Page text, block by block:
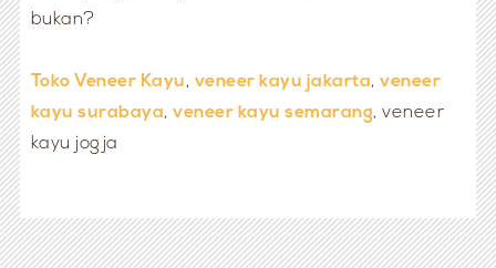
bukan?
Toko Veneer Kayu, veneer kayu jakarta,veneer
kayu surabaya,veneer kayu semarang, veneer
kayu jogja